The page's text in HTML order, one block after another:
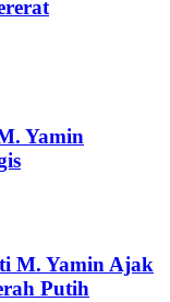
Yamin
M. Yamin Ajak
Putih